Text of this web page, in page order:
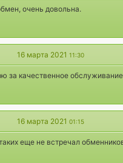
очень довольна.
16 марта 2021 11:30
за качественное
16 марта 2021 01:15
еще не встречал